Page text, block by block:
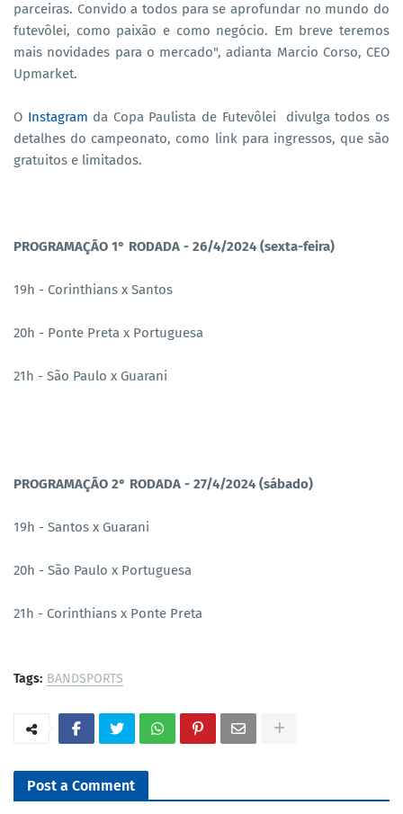
parceiras. Convido a todos para se aprofundar no mundo do
futevôlei, como paixão e como negócio. Em breve teremos
mais novidades para o mercado", adianta Marcio Corso, CEO
Upmarket.
O Instagram da Copa Paulista de Futevôlei divulga todos os
detalhes do campeonato, como link para ingressos, que são
gratuitos e limitados.
PROGRAMAÇÃO 1° RODADA - 26/4/2024 (sexta-feira)
19h - Corinthians x Santos
20h - Ponte Preta x Portuguesa
21h - São Paulo x Guarani
PROGRAMAÇÃO 2° RODADA - 27/4/2024 (sábado)
19h - Santos x Guarani
20h - São Paulo x Portuguesa
21h - Corinthians x Ponte Preta
Tags: BANDSPORTS
Post a Comment